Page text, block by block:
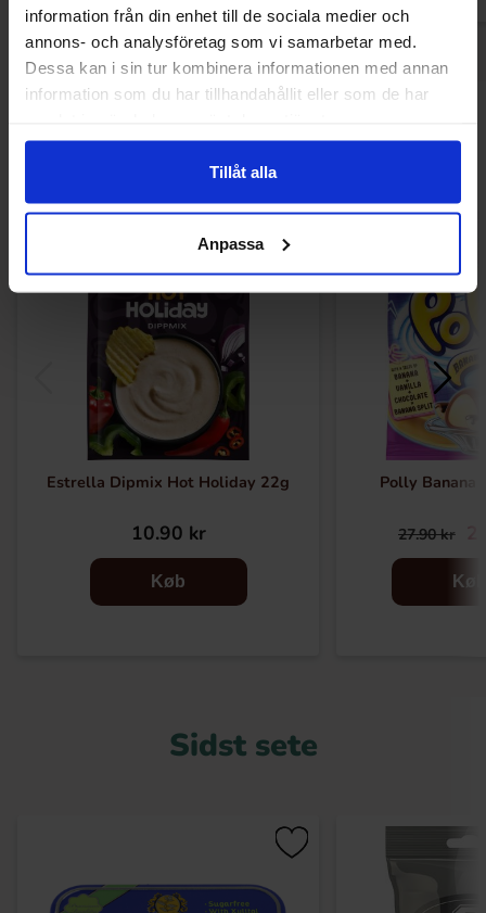
information från din enhet till de sociala medier och
annons- och analysföretag som vi samarbetar med.
Dessa kan i sin tur kombinera informationen med annan
information som du har tillhandahållit eller som de har
Tillåt alla
Anpassa
Andre kunne lide
Estrella Dipmix Hot Holiday 22g
10.90 kr
Køb
-18%
Polly Banana
27.90 kr
Køb
Sidst sete